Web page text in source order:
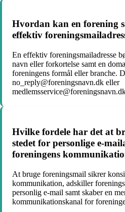
Hvordan kan en forening
effektiv
En effektiv foreningsmailadresse
navn eller forkortelse samt en
foreningens formål eller branche.
no_reply@foreningsnavn.dk eller
Hvilke fordele har det at
stedet for personlige e-
foreningens
At bruge foreningsmail sikrer
kommunikation, adskiller
personlig e-mail samt skaber en
kommunikationskanal for